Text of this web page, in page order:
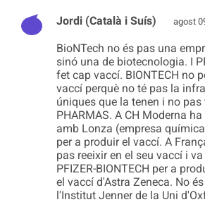
Jordi (Català i Suís) agost
BioNTech no és pas una
sinó una de biotecnologia. I
fet cap vaccí. BIONTECH no
vaccí perquè no té pas la
úniques que la tenen i no
PHARMAS. A CH Moderna
amb Lonza (empresa
per a produir el vaccí. A
pas reeixir en el seu vaccí i
PFIZER-BIONTECH per a
el vaccí d'Astra Zeneca. No
l'Institut Jenner de la Uni